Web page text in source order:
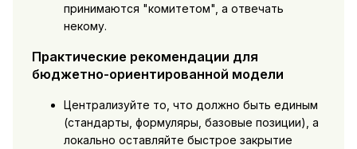
принимаются "комитетом", а отвечать
некому.
Практические рекомендации для
бюджетно-ориентированной модели
Централизуйте то, что должно быть единым
(стандарты, формуляры, базовые позиции), а
локально оставляйте быстрое закрытие